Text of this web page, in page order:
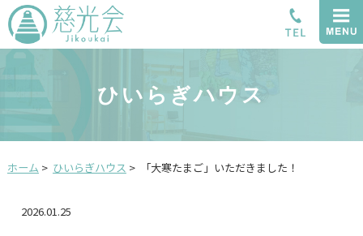
ひいらぎハウス
ホーム > ひいらぎハウス > 「大寒たまご」いただきました！
2026.01.25